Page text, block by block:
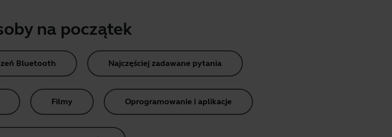
na początek
Bluetooth Najczęściej zadawane pytania
Filmy Oprogramowanie i aplikacje